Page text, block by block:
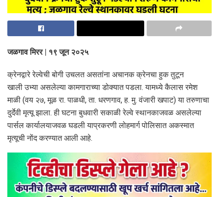
जळगाव मिरर | १९ जून २०२५
क्रेनद्वारे रेल्वेची बोगी उचलत असतांना अचानक क्रेनचा हुक तुटून
खाली उभ्या असलेल्या कामगाराच्या डोक्यात पडला. यामध्ये कैलास रमेश
माळी (वय २७, मूळ रा. पाळधी, ता. धरणगाव, ह. मु. वंजारी खपाट) या तरुणाचा
दुर्देवी मृत्यू झाला. ही घटना बुधवारी सकाळी रेल्वे स्थानकाजवळ असलेल्या
पार्सल कार्यालयाजवळ घडली याप्रकरणी लोहमार्ग पोलिसात अकस्मात
मृत्यूची नोंद करण्यात आली आहे.